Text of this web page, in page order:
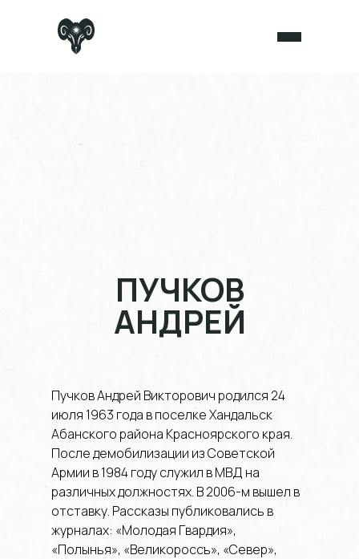
ПУЧКОВ
АНДРЕЙ
Пучков Андрей Викторович родился 24
июля 1963 года в поселке Хандальск
Абанского района Красноярского края.
После демобилизации из Советской
Армии в 1984 году служил в МВД на
различных должностях. В 2006-м вышел в
отставку. Рассказы публиковались в
журналах: «Молодая Гвардия»,
«Полынья», «Великороссъ», «Север»,